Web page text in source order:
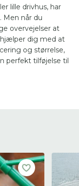
lille drivhus, har
Men når du
overvejelser at
hjælper dig med at
og størrelse,
perfekt tilføjelse til